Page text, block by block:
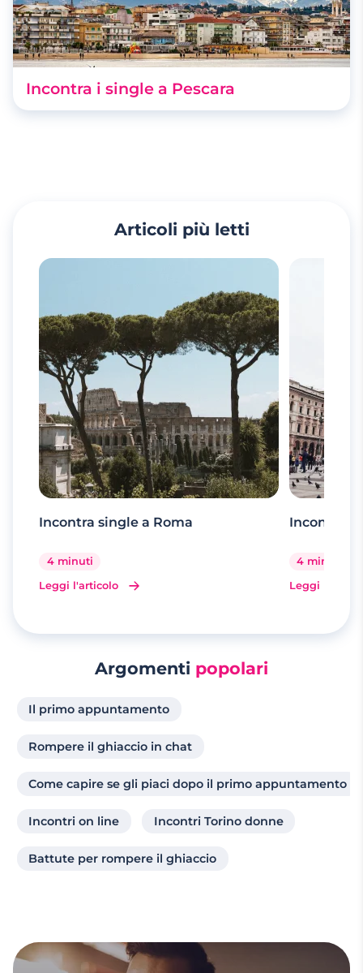
Incontra i single a Pescara
Articoli più letti
Incontra single a Roma
4 minuti
Leggi l'articolo
Incontra
4 minuti
Leggi
Argomenti popolari
Il primo appuntamento
Rompere il ghiaccio in chat
Come capire se gli piaci dopo il primo appuntamento
Incontri on line Incontri Torino donne
Battute per rompere il ghiaccio